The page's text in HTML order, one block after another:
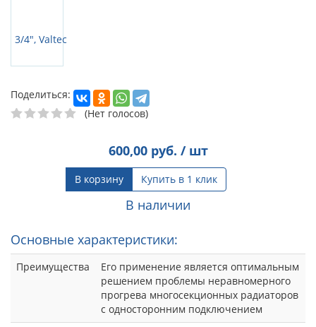
Поделиться:
(Нет голосов)
600,00руб. / шт
В корзину Купить в 1 клик
В наличии
Основные характеристики:
Преимущества
Его применение является оптимальным
решением проблемы неравномерного
прогрева многосекционных радиаторов
с односторонним подключением